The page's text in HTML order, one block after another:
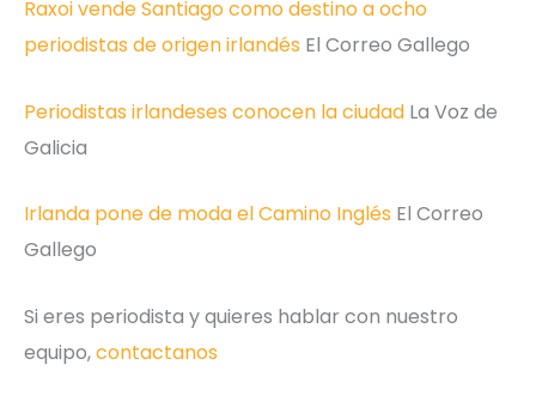
Raxoi vende Santiago como destino a ocho
periodistas de origen irlandés El Correo Gallego
Periodistas irlandeses conocen la ciudad La Voz de
Galicia
Irlanda pone de moda el Camino Inglés El Correo
Gallego
Si eres periodista y quieres hablar con nuestro
equipo,contactanos